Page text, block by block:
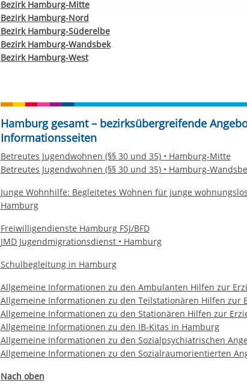
Ihre etwaige Einwilligung erstreckt sich nicht
der von Ihnen aufgerufenen und somit
aufgrund berechtigter Interessen und daher
Bezirk Hamburg-Mitte
Bezirk Hamburg-Nord
Bezirk Hamburg-Süderelbe
Bezirk Hamburg-Wandsbek
Bezirk Hamburg-West
Hamburg gesamt – bezirksübergreifende
Informationsseiten
Betreutes Jugendwohnen (§§ 30 und 35) • Hamburg-Mitte
Betreutes Jugendwohnen (§§ 30 und 35) • Hamburg-
Junge Wohnhilfe: Begleitetes Wohnen für junge
Hamburg
Freiwilligendienste Hamburg FSJ/BFD
JMD Jugendmigrationsdienst • Hamburg
Schulbegleitung in Hamburg
Allgemeine Informationen zu den Ambulanten Hilfen zur
Allgemeine Informationen zu den Teilstationären Hilfen zur
Allgemeine Informationen zu den Stationären Hilfen zur
Allgemeine Informationen zu den IB-Kitas in Hamburg
Allgemeine Informationen zu den Sozialpsychiatrischen
Allgemeine Informationen zu den Sozialraumorientierten
Nach oben